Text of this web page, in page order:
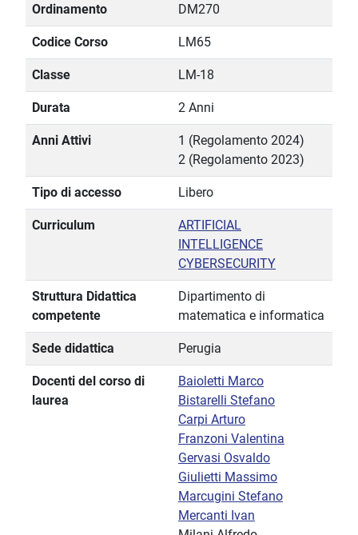
Ordinamento DM270
Codice Corso LM65
Classe LM-18
Durata 2 Anni
Anni Attivi
1 (Regolamento 2024)
2 (Regolamento 2023)
Tipo di accesso Libero
Curriculum
ARTIFICIAL
INTELLIGENCE
CYBERSECURITY
Struttura Didattica
competente
Dipartimento di
matematica e informatica
Sede didattica Perugia
Docenti del corso di
laurea
Baioletti Marco
Bistarelli Stefano
Carpi Arturo
Franzoni Valentina
Gervasi Osvaldo
Giulietti Massimo
Marcugini Stefano
Mercanti Ivan